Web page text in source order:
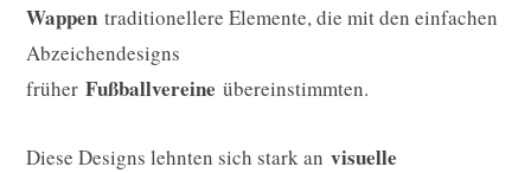
Wappen traditionellere Elemente, die mit den einfachen
Abzeichendesigns
früher Fußballvereine übereinstimmten.
Diese Designs lehnten sich stark an visuelle